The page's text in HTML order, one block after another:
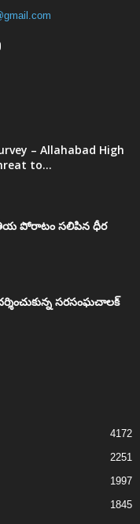
– Allahabad High
to...
పోరాటం సలిపిన ధీర
సరసంఘచాలక్
4172
2251
1997
1845